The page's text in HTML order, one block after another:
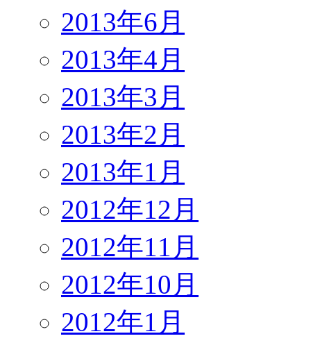
2013年6月
2013年4月
2013年3月
2013年2月
2013年1月
2012年12月
2012年11月
2012年10月
2012年1月